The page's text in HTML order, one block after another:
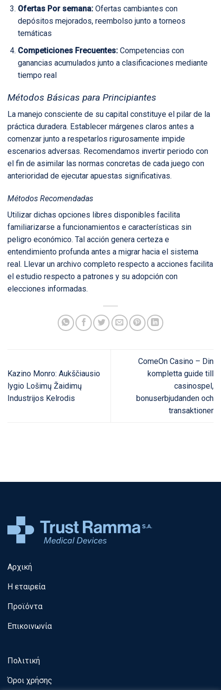
Ofertas Por semana:Ofertas cambiantes con
depósitos mejorados, reembolso junto a torneos
temáticas
Competiciones Frecuentes:Competencias con
ganancias acumulados junto a clasificaciones mediante
tiempo real
Métodos Básicas para Principiantes
La manejo consciente de su capital constituye el pilar de la
práctica duradera. Establecer márgenes claros antes a
comenzar junto a respetarlos rigurosamente impide
escenarios adversas. Recomendamos invertir periodo con
el fin de asimilar las normas concretas de cada juego con
anterioridad de ejecutar apuestas significativas.
Métodos Recomendadas
Utilizar dichas opciones libres disponibles facilita
familiarizarse a funcionamientos e características sin
peligro económico. Tal acción genera certeza e
entendimiento profunda antes a migrar hacia el sistema
real. Llevar un archivo completo respecto a acciones facilita
el estudio respecto a patrones y su adopción con
elecciones informadas.
Kazino Monro: Aukščiausio
lygio Lošimų Žaidimų
Industrijos Kelrodis
ComeOn Casino – Din
kompletta guide till
casinospel,
bonuserbjudanden och
transaktioner
Πολιτική
Όροι χρήσης
Αρχική
Η εταιρεία
Προϊόντα
Επικοινωνία